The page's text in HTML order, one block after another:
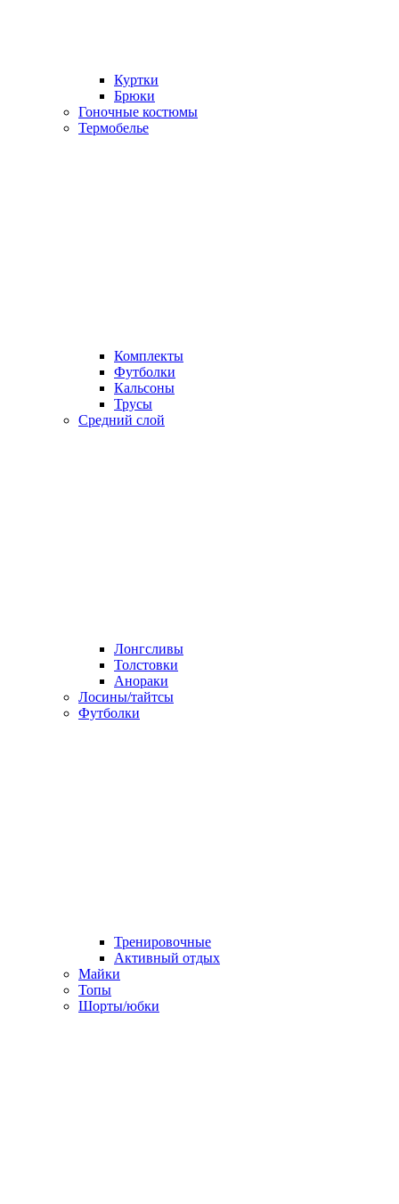
Куртки
Брюки
Гоночные костюмы
Термобелье
Комплекты
Футболки
Кальсоны
Трусы
Средний слой
Лонгсливы
Толстовки
Анораки
Лосины/тайтсы
Футболки
Тренировочные
Активный отдых
Майки
Топы
Шорты/юбки